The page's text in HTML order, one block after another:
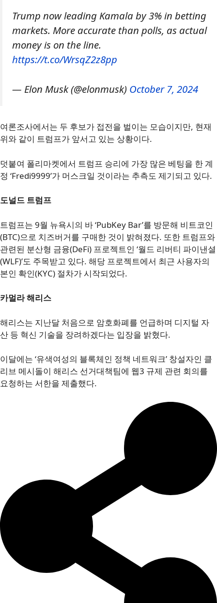
Trump now leading Kamala by 3% in betting
markets. More accurate than polls, as actual
money is on the line.
https://t.co/WrsqZ2z8pp
— Elon Musk (@elonmusk) October 7, 2024
여론조사에서는 두 후보가 접전을 벌이는 모습이지만, 현재
위와 같이 트럼프가 앞서고 있는 상황이다.
덧붙여 폴리마켓에서 트럼프 승리에 가장 많은 베팅을 한 계
정 ‘Fredi9999’가 머스크일 것이라는 추측도 제기되고 있다.
도널드 트럼프
트럼프는 9월 뉴욕시의 바 ‘PubKey Bar’를 방문해 비트코인
(BTC)으로 치즈버거를 구매한 것이 밝혀졌다. 또한 트럼프와
관련된 분산형 금융(DeFi) 프로젝트인 ‘월드 리버티 파이낸셜
(WLF)’도 주목받고 있다. 해당 프로젝트에서 최근 사용자의
본인 확인(KYC) 절차가 시작되었다.
카멀라 해리스
해리스는 지난달 처음으로 암호화폐를 언급하며 디지털 자
산 등 혁신 기술을 장려하겠다는 입장을 밝혔다.
이달에는 ‘유색여성의 블록체인 정책 네트워크’ 창설자인 클
리브 메시돌이 해리스 선거대책팀에 웹3 규제 관련 회의를
요청하는 서한을 제출했다.